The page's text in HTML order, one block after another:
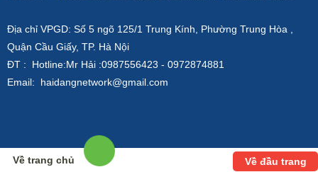
Địa chỉ VPGD: Số 5 ngõ 125/1 Trung Kính, Phường Trung Hòa ,
Quận Cầu Giấy, TP. Hà Nội
ĐT : Hotline:Mr Hải :0987556423 - 0972874881
Email: haidangnetwork@gmail.com
Về đầu trang
Về trang chủ